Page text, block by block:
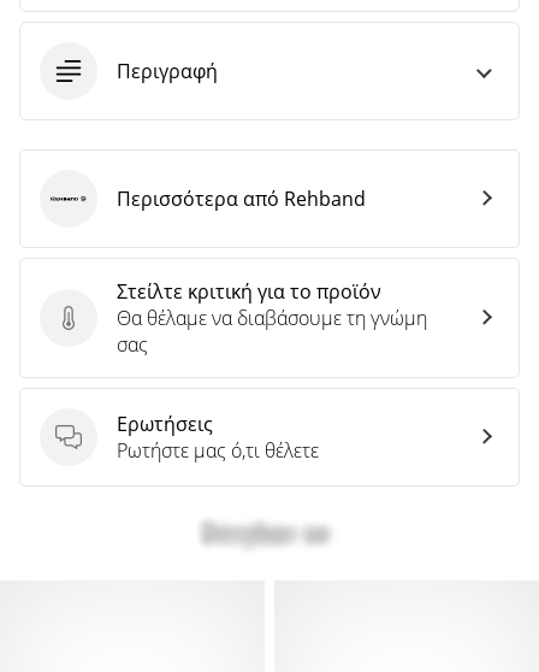
Περιγραφή
Στείλτε κριτική για το προϊόν
Στείλτε κριτική για το προϊόν
Θα θέλαμε να διαβάσουμε τη γνώμη
σας
Ερωτήσεις
Ερωτήσεις
Ρωτήστε μας ό,τι θέλετε
RehbandΠερισσότερα από Rehband